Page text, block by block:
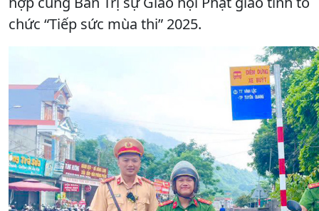
chức “Tiếp sức mùa thi” 2025.